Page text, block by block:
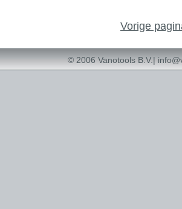
Vorige
© 2006 Vanotools B.V.|